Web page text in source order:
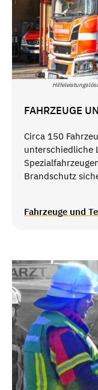
FAHRZEUGE
Circa 150
unterschiedliche
Brandschutz
Fahrzeuge und